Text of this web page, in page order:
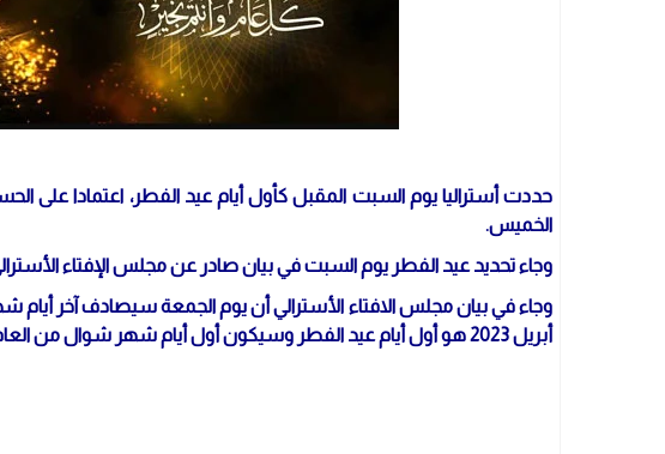
حددت أستراليا يوم السبت المقبل كأول أيام عيد الفطر، اعتمادا على
الخميس.
وجاء تحديد عيد الفطر يوم السبت في بيان صادر عن مجلس الإفتاء
وجاء في بيان مجلس الافتاء الأسترالي أن يوم الجمعة سيصادف آخر
أبريل 2023 هو أول أيام عيد الفطر وسيكون أول أيام شهر شوال من العام 1444 هجري.